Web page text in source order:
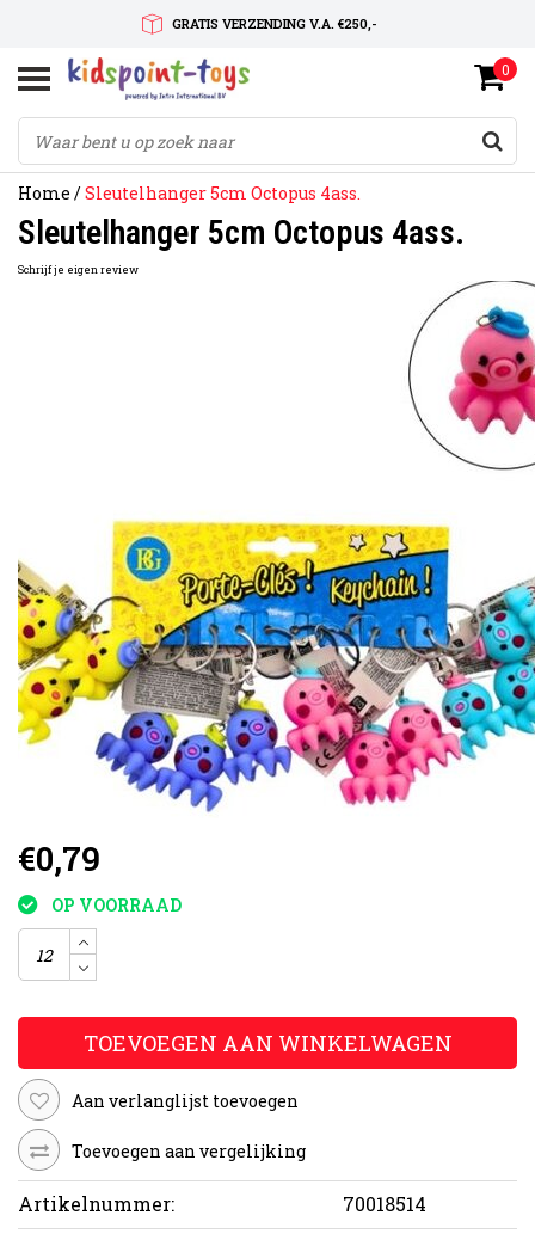
GRATIS VERZENDING V.A. €250,-
SNELLE LEVERTIJD
SERVICE OP MAAT
0
Home /Sleutelhanger 5cm Octopus 4ass.
Sleutelhanger 5cm Octopus 4ass.
Schrijf je eigen review
€0,79
OP VOORRAAD
TOEVOEGEN AAN WINKELWAGEN
Aan verlanglijst toevoegen
Toevoegen aan vergelijking
Artikelnummer: 70018514